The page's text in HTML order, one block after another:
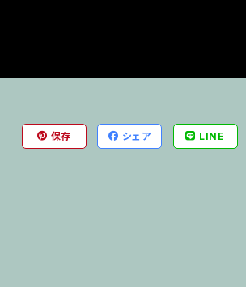
保存 シェア LINE